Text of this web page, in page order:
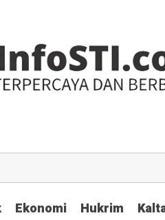
Ekonomi Hukrim
Ekonomi Hukrim